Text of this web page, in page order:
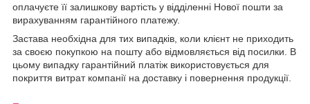
оплачуєте її залишкову вартість у відділенні Нової пошти за
вирахуванням гарантійного платежу.
Застава необхідна для тих випадків, коли клієнт не приходить
за своєю покупкою на пошту або відмовляється від посилки. В
цьому випадку гарантійний платіж використовується для
покриття витрат компанії на доставку і повернення продукції.